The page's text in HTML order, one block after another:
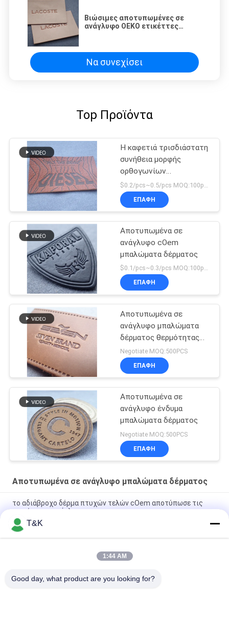
Βιώσιμες αποτυπωμένες σε
ανάγλυφο OEKO ετικέττες
Να συνεχίσει
Top Προϊόντα
Η καφετιά τρισδιάστατη
συνήθεια μορφής
ορθογωνίων
αποτύπωσε τις
ετικέτες σε ανάγλυφο
ΕΠΑΦΉ
Αποτυπωμένα σε
ανάγλυφο cOem
μπαλώματα δέρματος
$0.1/pcs~0.3/pcs MOQ:100pcs
ΕΠΑΦΉ
Αποτυπωμένα σε
ανάγλυφο μπαλώματα
δέρματος θερμότητας
Τύπος
Negotiate MOQ:500PCS
ΕΠΑΦΉ
Αποτυπωμένα σε
ανάγλυφο ένδυμα
μπαλώματα δέρματος
Negotiate MOQ:500PCS
ΕΠΑΦΉ
Αποτυπωμένα σε ανάγλυφο μπαλώματα δέρματος
το αδιάβροχο δέρμα πτυχών τελών cOem αποτύπωσε τις
ετικέτες σε ανάγλυφο
Βιώσιμος δευτερεύοντα μπαλώματα δέρματος πτυχών
αποτυπωμένα σε ανάγλυφο OEKO
Το ασημένιο τυπωμένο φύλλο αλουμινίου λογότυπο έκοψε
T&K
1:44 AM
Good day, what product are you looking for?